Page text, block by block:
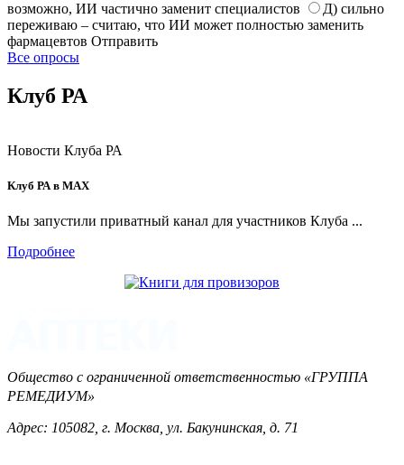
возможно, ИИ частично заменит специалистов
Д) сильно
переживаю – считаю, что ИИ может полностью заменить
фармацевтов Отправить
Все опросы
Клуб РА
Новости Клуба РА
Клуб РА в MAX
Мы запустили приватный канал для участников Клуба ...
Подробнее
Общество с ограниченной ответственностью «ГРУППА
РЕМЕДИУМ»
Адрес: 105082, г. Москва, ул. Бакунинская, д. 71